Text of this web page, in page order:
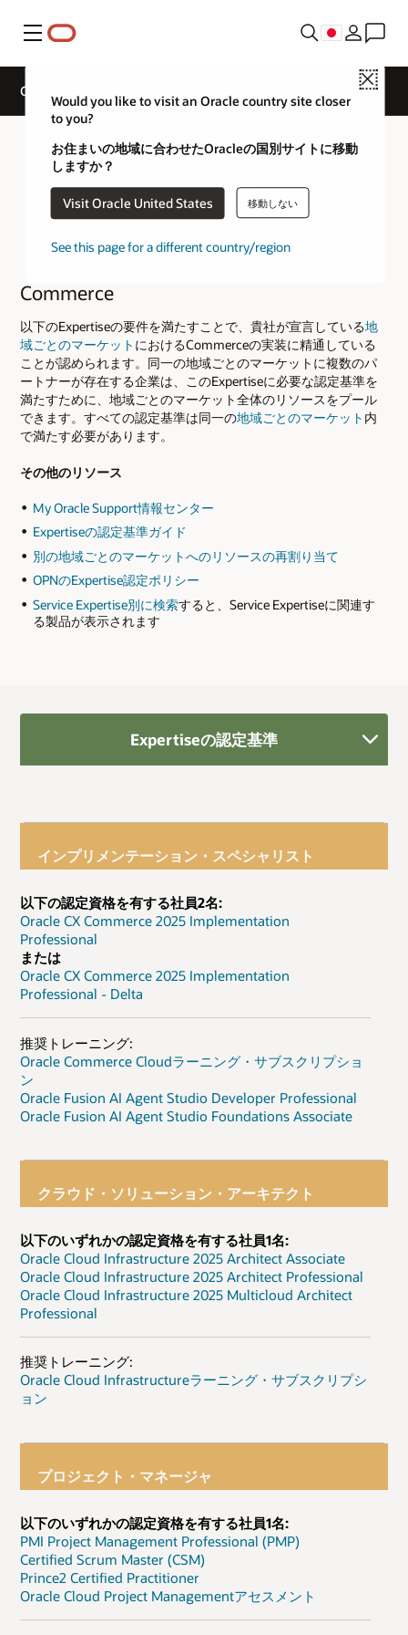
メニュー
Close
Would you like to visit an Oracle country site closer
to you?
お住まいの地域に合わせたOracleの国別サイトに移動
しますか？
Visit Oracle United States 移動しない
See this page for a different country/region
Cloud Service Track Expertise
Commerce
以下のExpertiseの要件を満たすことで、貴社が宣言している地
域ごとのマーケット におけるCommerceの実装に精通している
ことが認められます。同一の地域ごとのマーケットに複数のパ
ートナーが存在する企業は、このExpertiseに必要な認定基準を
満たすために、地域ごとのマーケット全体のリソースをプール
できます。すべての認定基準は同一の地域ごとのマーケット 内
で満たす必要があります。
その他のリソース
My Oracle Support情報センター
Expertiseの認定基準ガイド
別の地域ごとのマーケットへのリソースの再割り当て
OPNのExpertise認定ポリシー
Service Expertise別に検索すると、Service Expertiseに関連す
る製品が表示されます
Expertiseの認定基準
インプリメンテーション・スペシャリスト
以下の認定資格を有する社員2名:
Oracle CX Commerce 2025 Implementation
Professional
または
Oracle CX Commerce 2025 Implementation
Professional - Delta
推奨トレーニング:
Oracle Commerce Cloudラーニング・サブスクリプショ
ン
Oracle Fusion AI Agent Studio Developer Professional
Oracle Fusion AI Agent Studio Foundations Associate
クラウド・ソリューション・アーキテクト
以下のいずれかの認定資格を有する社員1名:
Oracle Cloud Infrastructure 2025 Architect Associate
Oracle Cloud Infrastructure 2025 Architect Professional
Oracle Cloud Infrastructure 2025 Multicloud Architect
Professional
推奨トレーニング:
Oracle Cloud Infrastructureラーニング・サブスクリプシ
ョン
プロジェクト・マネージャ
以下のいずれかの認定資格を有する社員1名:
PMI Project Management Professional (PMP)
Certified Scrum Master (CSM)
Prince2 Certified Practitioner
Oracle Cloud Project Managementアセスメント